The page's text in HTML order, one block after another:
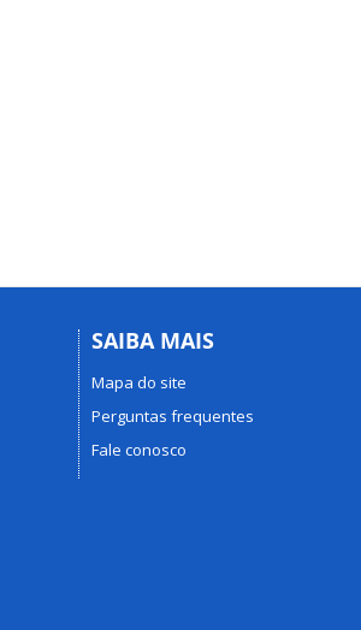
SAIBA MAIS
Mapa do site
Perguntas frequentes
Fale conosco